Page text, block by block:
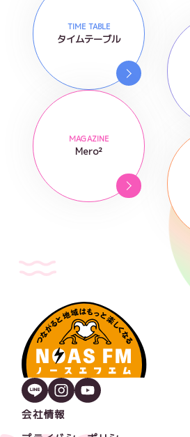
TIME TABLE
タイムテーブル
MAGAZINE
Mero²
会社情報